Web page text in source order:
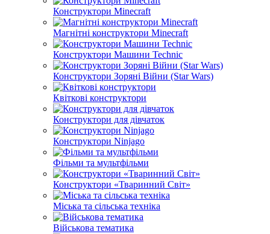
Конструктори Minecraft
Магнітні конструктори Minecraft
Конструктори Машини Technic
Конструктори Зоряні Війни (Star Wars)
Квіткові конструктори
Конструктори для дівчаток
Конструктори Ninjago
Фільми та мультфільми
Конструктори «Тваринний Світ»
Міська та сільська техніка
Військова тематика